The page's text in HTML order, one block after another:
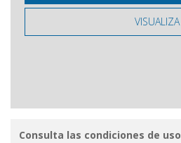
VISUALIZA
Consulta las condiciones de uso